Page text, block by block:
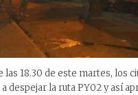
las 18.30 de este martes, los
despejar la ruta PY02 y así